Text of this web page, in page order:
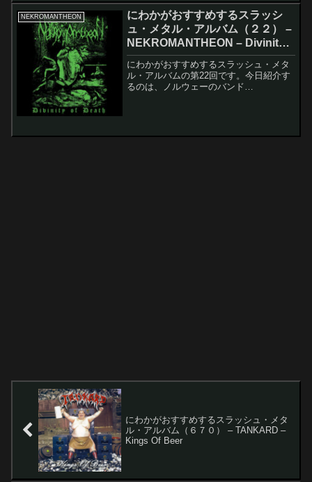
NEKROMANTHEON
にわかがおすすめするスラッシ
ュ・メタル・アルバム（２２） –
NEKROMANTHEON – Divinity
Of Death
にわかがおすすめするスラッシュ・メタ
ル・アルバムの第22回です。今日紹介す
るのは、ノルウェーのバンド
にわかがおすすめするスラッシュ・メタ
ル・アルバム（６７０） – TANKARD –
Kings Of Beer